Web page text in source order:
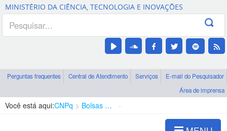
Canais
MINISTÉRIO DA CIÊNCIA, TECNOLOGIA E INOVAÇÕES
Perguntas frequentes Central de Atendimento Serviços
E-mail do Pesquisador
Área de imprensa
Você está aqui:CNPq Bolsas e Auxílios Vigentes